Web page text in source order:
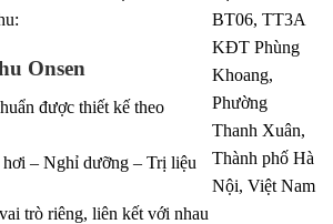
Onsen
được thiết kế theo
– Nghỉ dưỡng – Trị liệu
trò riêng, liên kết với nhau
BT06, TT3A
KĐT Phùng
Khoang,
Phường
Thanh Xuân,
Thành phố Hà
Nội, Việt Nam